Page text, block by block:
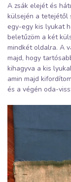
A zsák elejét és
külsején a tetejétől
egy-egy kis lyukat
beletűzöm a két
mindkét oldalra. A
majd, hogy
kihagyva a kis
amin majd
és a végén oda-